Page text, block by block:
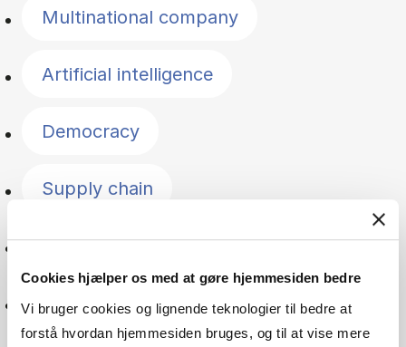
Cookies hjælper os med at gøre hjemmesiden bedre
Vi bruger cookies og lignende teknologier til bedre at
forstå hvordan hjemmesiden bruges, og til at vise mere
Multinational company
Artificial intelligence
Democracy
Supply chain
Geopolitics
Green transition